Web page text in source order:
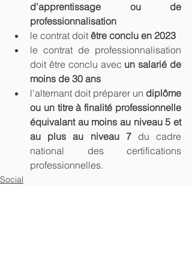
d'apprentissage ou de
professionnalisation
le contrat doit être conclu en 2023
le contrat de professionnalisation
doit être conclu avec un salarié de
moins de 30 ans
l'alternant doit préparer un diplôme
ou un titre à finalité professionnelle
équivalant au moins au niveau 5 et
au plus au niveau 7 du cadre
national des certifications
professionnelles.
Social